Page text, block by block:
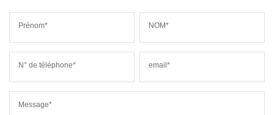
Prénom* NOM*
N° de téléphone* email*
Message*